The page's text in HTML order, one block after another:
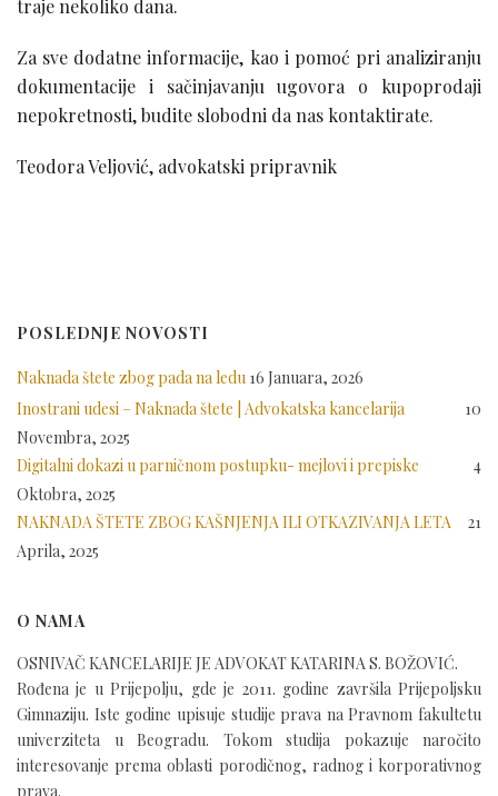
traje nekoliko dana.
Za sve dodatne informacije, kao i pomoć pri analiziranju
dokumentacije i sačinjavanju ugovora o kupoprodaji
nepokretnosti, budite slobodni da nas kontaktirate.
Teodora Veljović, advokatski pripravnik
POSLEDNJE NOVOSTI
Naknada štete zbog pada na ledu 16 Januara, 2026
Inostrani udesi – Naknada štete | Advokatska kancelarija
10
Novembra, 2025
Digitalni dokazi u parničnom postupku- mejlovi i prepiske
4
Oktobra, 2025
NAKNADA ŠTETE ZBOG KAŠNJENJA ILI OTKAZIVANJA LETA
21
Aprila, 2025
O NAMA
OSNIVAČ KANCELARIJE JE ADVOKAT KATARINA S. BOŽOVIĆ.
Rođena je u Prijepolju, gde je 2011. godine završila Prijepoljsku
Gimnaziju. Iste godine upisuje studije prava na Pravnom fakultetu
univerziteta u Beogradu. Tokom studija pokazuje naročito
interesovanje prema oblasti porodičnog, radnog i korporativnog
prava.